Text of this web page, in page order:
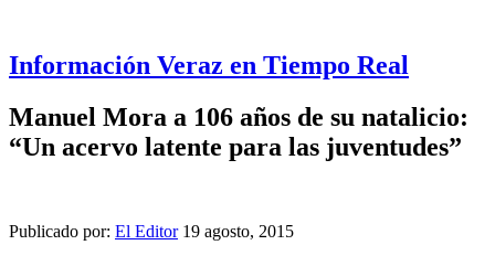
Información Veraz en Tiempo Real
Manuel Mora a 106 años de su natalicio:
“Un acervo latente para las juventudes”
Publicado por: El Editor 19 agosto, 2015